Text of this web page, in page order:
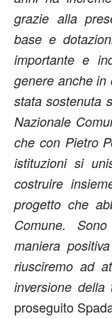
grazie alla
base e
importante e
genere anche in
stata sostenuta
Nazionale
che con Pietro
istituzioni si
costruire
progetto che
Comune.
maniera
riusciremo ad
inversione della
proseguito